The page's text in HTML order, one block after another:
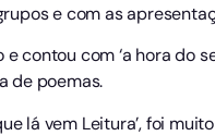
e com as
contou com ‘a hora do
de poemas.
lá vem Leitura’, foi